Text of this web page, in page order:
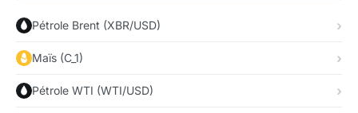
Pétrole Brent (XBR/USD)
Maïs (C_1)
Pétrole WTI (WTI/USD)